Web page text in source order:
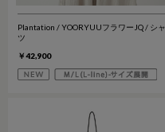
Plantation / YOORYUUフラワーJQ / シャ
ツ
￥42,900